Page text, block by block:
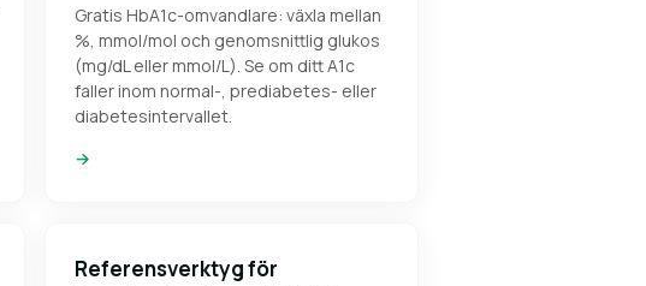
Gratis HbA1c-omvandlare: växla mellan
%, mmol/mol och genomsnittlig glukos
(mg/dL eller mmol/L). Se om ditt A1c
faller inom normal-, prediabetes- eller
diabetesintervallet.
→
Referensverktyg för